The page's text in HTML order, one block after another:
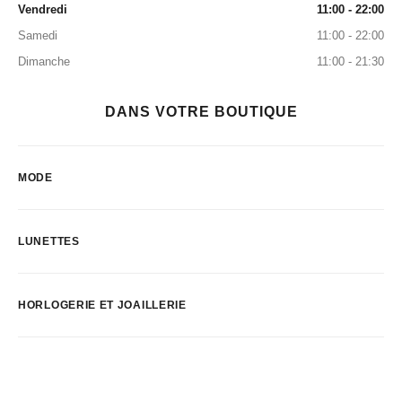
Vendredi
11:00 - 22:00
Samedi
11:00 - 22:00
Dimanche
11:00 - 21:30
DANS VOTRE BOUTIQUE
MODE
LUNETTES
HORLOGERIE ET JOAILLERIE